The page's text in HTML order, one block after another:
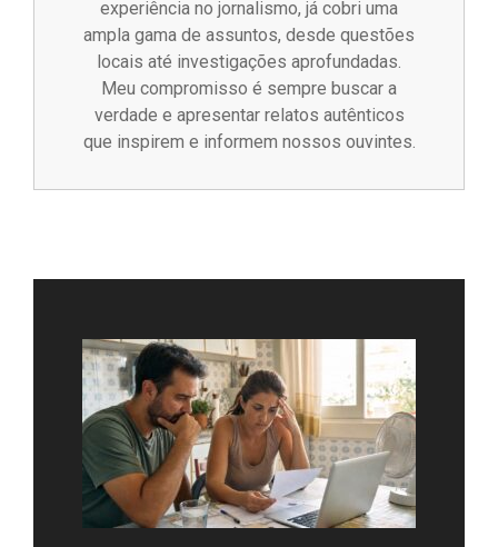
experiência no jornalismo, já cobri uma
ampla gama de assuntos, desde questões
locais até investigações aprofundadas.
Meu compromisso é sempre buscar a
verdade e apresentar relatos autênticos
que inspirem e informem nossos ouvintes.